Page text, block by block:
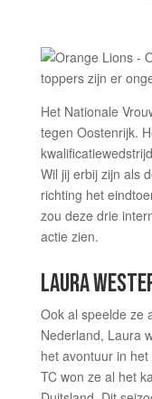
Het Nationale
tegen Oostenrijk.
Wil jij erbij zijn als
richting het
zou deze drie
actie zien.
LAURA
Ook al speelde ze
Nederland, Laura
het avontuur in
TC won ze al het